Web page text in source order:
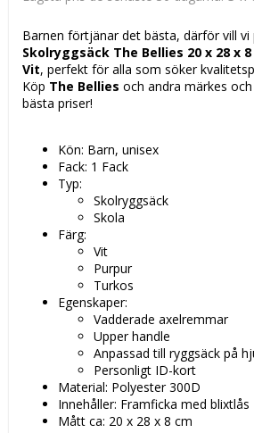
Barnen förtjänar det bästa, därför vill vi
Skolryggsäck The Bellies 20 x 28 x
Vit, perfekt för alla som söker
Köp The Bellies och andra märkes
bästa priser!
Kön: Barn, unisex
Fack: 1 Fack
Typ:
Skolryggsäck
Skola
Färg:
Vit
Purpur
Turkos
Egenskaper:
Vadderade axelremmar
Upper handle
Anpassad till ryggsäck på
Personligt ID-kort
Material: Polyester 300D
Innehåller: Framficka med blixtlås
Mått ca: 20 x 28 x 8 cm